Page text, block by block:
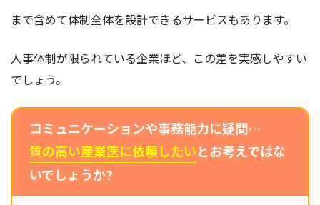
まで含めて体制全体を設計できるサービスもあります。
人事体制が限られている企業ほど、この差を実感しやすい
でしょう。
コミュニケーションや事務能力に疑問…
質の高い産業医に依頼したいとお考えではな
いでしょうか?